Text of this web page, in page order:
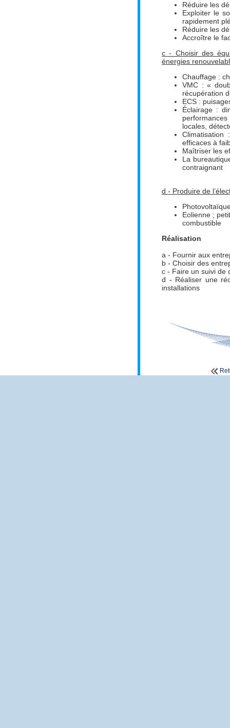
Réduire les
Exploiter le
rapidement
Réduire les
Accroître le
c - Choisir des
énergies
Chauffage :
VMC : «
récupération
ECS :
Éclairage :
locales,
Climatisation
efficaces à
Maîtriser les
La
contraignant
d - Produire de
Eolienne ;
combustible
Réalisation
a - Fournir aux
b - Choisir des
c - Faire un suivi de
d - Réaliser une
installations